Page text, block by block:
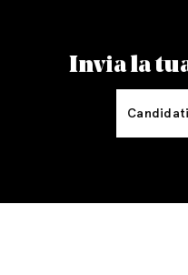
Invia la
Candidati